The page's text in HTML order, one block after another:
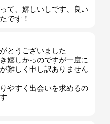
て、嬉しいしです、良い
です！
とうございました
嬉しかっのですが一度に
難しく申し訳ありません
やすく出会いを求めるの